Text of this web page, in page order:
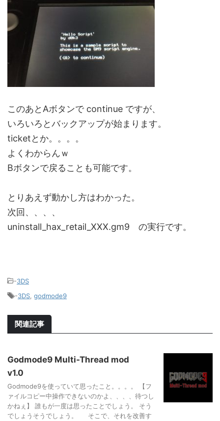
このあとAボタンで continue ですが、
いろいろとバックアップが始まります。
ticketとか。。。。
よくわからんｗ
Bボタンで戻ることも可能です。
とりあえず動かし方はわかった。
次回、、、、
uninstall_hax_retail_XXX.gm9 の実行です。
-3DS
-3DS godmode9
関連記事
Godmode9 Multi-Thread mod
v1.0
Godmode9を使っていて思ったこと。。。。 【フ
ァイルコピー中操作できないのかよ、、、、待つし
かねぇ】 誰もが一度は思ったことでしょう。 そう
でしょうそうでしょう。 そこで、それを改善す